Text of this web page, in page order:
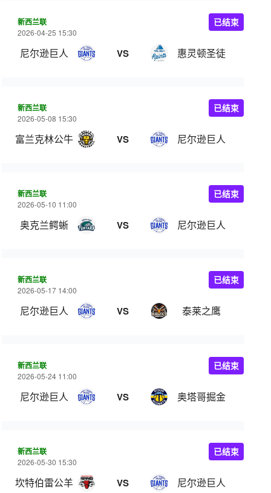
新西兰联
2026-04-25 15:30
尼尔逊巨人 VS 惠灵顿圣徒
已结束
新西兰联
2026-05-08 15:30
富兰克林公牛 VS 尼尔逊巨人
已结束
新西兰联
2026-05-10 11:00
奥克兰鳄蜥 VS 尼尔逊巨人
已结束
新西兰联
2026-05-17 14:00
尼尔逊巨人 VS 泰莱之鹰
已结束
新西兰联
2026-05-24 11:00
尼尔逊巨人 VS 奥塔哥掘金
已结束
新西兰联
2026-05-30 15:30
坎特伯雷公羊 VS 尼尔逊巨人
已结束